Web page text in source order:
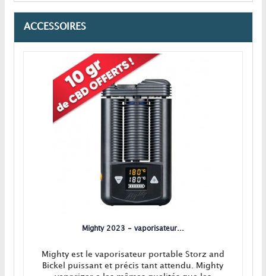
ACCESSOIRES
Mighty 2023 - vaporisateur...
Mighty est le vaporisateur portable Storz and
Bickel puissant et précis tant attendu. Mighty